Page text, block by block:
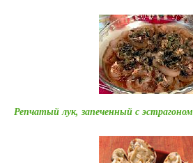
Репчатый лук, запеченный с эстрагоном